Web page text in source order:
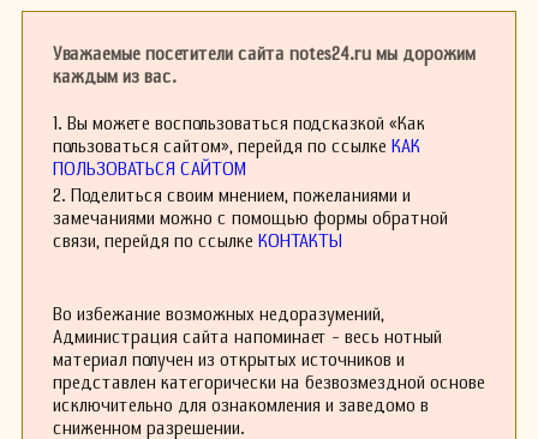
Уважаемые посетители сайта notes24.ru мы дорожим
каждым из вас.
1. Вы можете воспользоваться подсказкой «Как
пользоваться сайтом», перейдя по ссылке КАК
ПОЛЬЗОВАТЬСЯ САЙТОМ
2. Поделиться своим мнением, пожеланиями и
замечаниями можно с помощью формы обратной
связи, перейдя по ссылке КОНТАКТЫ
Во избежание возможных недоразумений,
Администрация сайта напоминает - весь нотный
материал получен из открытых источников и
представлен категорически на безвозмездной основе
исключительно для ознакомления и заведомо в
сниженном разрешении.